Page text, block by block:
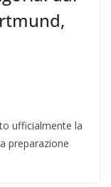
ufficialmente la
preparazione